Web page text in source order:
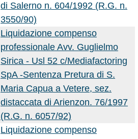
di Salerno n. 604/1992 (R.G. n.
3550/90)
Liquidazione compenso
professionale Avv. Guglielmo
Sirica - Usl 52 c/Mediafactoring
SpA -Sentenza Pretura di S.
Maria Capua a Vetere, sez.
distaccata di Arienzon. 76/1997
(R.G. n. 6057/92)
Liquidazione compenso